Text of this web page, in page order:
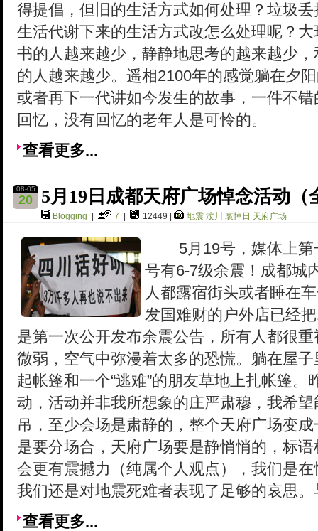
得提倡，但旧的生活方式如何处理？垃圾
生活代谢下来的生活方式改怎么处理呢？
书的人越来越少，静静地思考的越来越少
的人越来越少。遥相2100年的感觉躺在夕
或者再下一代讲如今发生的故事，一件不
回忆，没有回忆的老年人是可怜的。
查看更多...
08-05
20 5月19日成都天府广场悼念活动（
Blogging 7 12449 | 地震 汶川 哀悼日 天府广场
5月19号，媒体上第
号有6-7级余震！成都城
人都露宿街头或者睡在
发国难财的户外店已经
是第一次公开发布余震公告，所有人都很
微弱，空气中弥漫着太多的恐慌。躺在屋
起帐篷和一个“逃难”的朋友草地上扎帐篷
动，活动并非我所想象的庄严肃穆，我希
吊，至少会场是肃静的，整个天府广场变
是要分场合，天府广场要是静悄悄的，标
会更有震撼力（纯属个人观点），我们是
我们还是对地震死难者表现了足够的哀思
查看更多...